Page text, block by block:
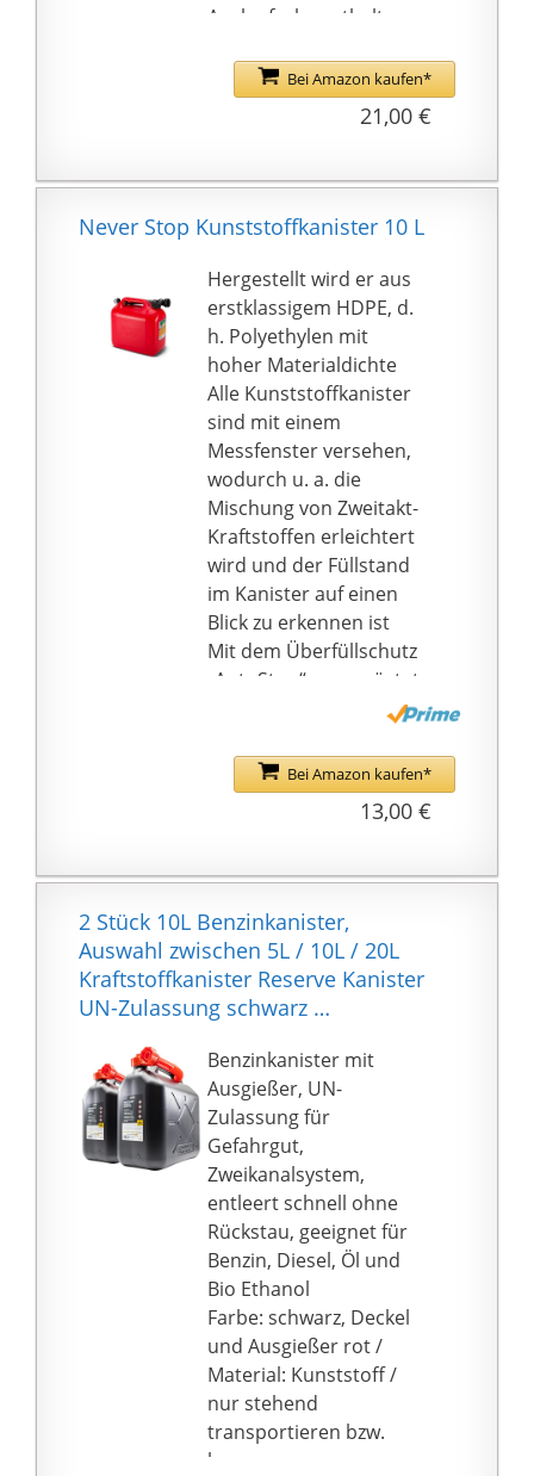
Auslaufrohr enthalten
Bei Amazon kaufen*
21,00 €
Never Stop Kunststoffkanister 10 L
Hergestellt wird er aus
erstklassigem HDPE, d.
h. Polyethylen mit
hoher Materialdichte
Alle Kunststoffkanister
sind mit einem
Messfenster versehen,
wodurch u. a. die
Mischung von Zweitakt-
Kraftstoffen erleichtert
wird und der Füllstand
im Kanister auf einen
Blick zu erkennen ist
Mit dem Überfüllschutz
„AutoStop“ ausgerüstet
Hergestellt in der EU
Bei Amazon kaufen*
13,00 €
2 Stück 10L Benzinkanister,
Auswahl zwischen 5L / 10L / 20L
Kraftstoffkanister Reserve Kanister
UN-Zulassung schwarz …
Benzinkanister mit
Ausgießer, UN-
Zulassung für
Gefahrgut,
Zweikanalsystem,
entleert schnell ohne
Rückstau, geeignet für
Benzin, Diesel, Öl und
Bio Ethanol
Farbe: schwarz, Deckel
und Ausgießer rot /
Material: Kunststoff /
nur stehend
transportieren bzw.
lagern